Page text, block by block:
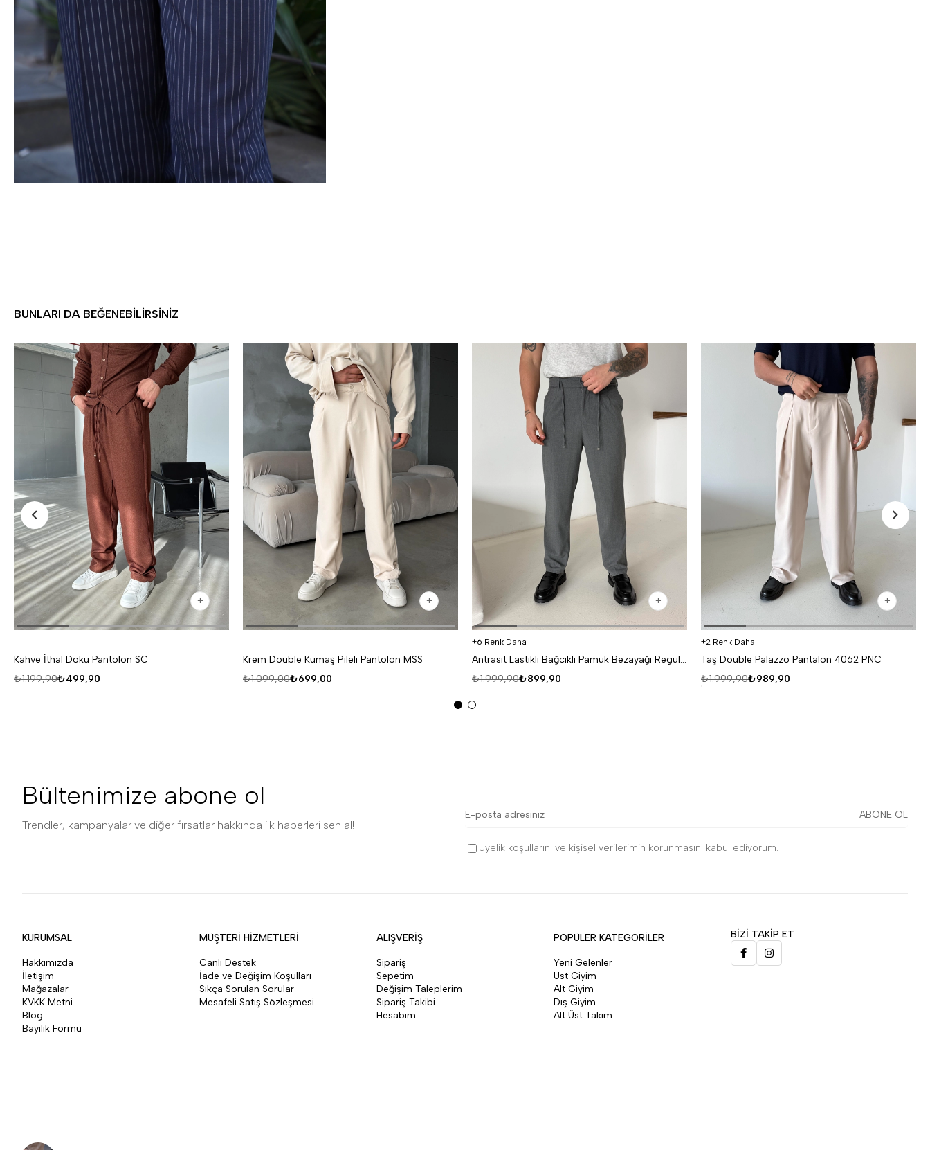
BUNLARI DA BEĞENEBILIRSINIZ
Kahve İthal Doku Pantolon SC
₺499,90
₺1.199,90
Krem Double Kumaş Pileli Pantolon MSS
₺699,00
₺1.099,00
6 Renk Daha
Antrasit Lastikli Bağcıklı Pamuk Bezayağı Regular Fit Kumaş Pant snz 1265
₺899,90
₺1.999,90
2 Renk Daha
Taş Double Palazzo Pantalon 4062 PNC
₺989,90
₺1.999,90
Bültenimize abone ol
Trendler, kampanyalar ve diğer fırsatlar hakkında ilk haberleri sen al!
ABONE OL
Üyelik koşullarını ve kişisel verilerimin korunmasını kabul ediyorum.
KURUMSAL
Hakkımızda
İletişim
Mağazalar
KVKK Metni
Blog
Bayilik Formu
MÜŞTERİ HİZMETLERİ
Canlı Destek
İade ve Değişim Koşulları
Sıkça Sorulan Sorular
Mesafeli Satış Sözleşmesi
ALIŞVERİŞ
Sipariş
Sepetim
Değişim Taleplerim
Sipariş Takibi
Hesabım
POPÜLER KATEGORİLER
Yeni Gelenler
Üst Giyim
Alt Giyim
Dış Giyim
Alt Üst Takım
BİZİ TAKİP ET